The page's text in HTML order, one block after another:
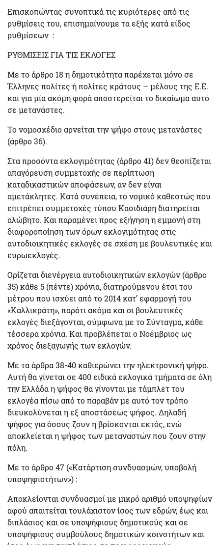
Επισκοπώντας συνοπτικά τις κυριότερες από τις
ρυθμίσεις του, επισημαίνουμε τα εξής κατά είδος
ρυθμίσεων :
ΡΥΘΜΙΣΕΙΣ ΓΙΑ ΤΙΣ ΕΚΛΟΓΕΣ
Με το άρθρο 18 η δημοτικότητα παρέχεται μόνο σε
Έλληνες πολίτες ή πολίτες κράτους – μέλους της Ε.Ε.
και για μία ακόμη φορά αποστερείται το δικαίωμα αυτό
σε μετανάστες.
Το νομοσχέδιοαρνείται την ψήφο στους μετανάστες
(άρθρο 36).
Στα προσόντα εκλογιμότητας (άρθρο 41) δεν θεσπίζεται
απαγόρευση συμμετοχής σε περίπτωση
καταδικαστικών αποφάσεων, αν δεν είναι
αμετάκλητες. Κατά συνέπεια, το νομικό καθεστώς που
επιτρέπεισυμμετοχές τύπου Κασιδιάρηδιατηρείται
αλώβητο. Και παραμένει προς εξήγηση η εμμονή στη
διαφοροποίηση των όρων εκλογιμότητας στις
αυτοδιοικητικές εκλογές σε σχέση με βουλευτικές και
ευρωεκλογές.
Ορίζεται διενέργεια αυτοδιοικητικών εκλογών (άρθρο
35) κάθε 5 (πέντε) χρόνια, διατηρούμενου έτσι του
μέτρου που ισχύει από το 2014 κατ’ εφαρμογή του
«Καλλικράτη», παρότι ακόμα και οι βουλευτικές
εκλογές διεξάγονται, σύμφωνα με το Σύνταγμα, κάθε
τέσσερα χρόνια. Και προβλέπεται ο Νοέμβριος ως
χρόνος διεξαγωγής των εκλογών.
Με τα άρθρα 38-40 καθιερώνει τηνηλεκτρονική ψήφο.
Αυτή θα γίνεται σε 400 ειδικά εκλογικά τμήματα σε όλη
την Ελλάδα η ψήφος θα γίνονται με τάμπλετ του
εκλογέα πίσω από το παραβάν με αυτό τον τρόπο
διευκολύνεται η εξ αποστάσεως ψήφος. Δηλαδή
ψήφος για όσους ζουν η βρίσκονται εκτός, ενώ
αποκλείεται η ψήφος των μεταναστών που ζουν στην
πόλη.
Με το άρθρο 47 («Κατάρτιση συνδυασμών, υποβολή
υποψηφιοτήτων») :
Αποκλείονται συνδυασμοί με μικρό αριθμόυποψηφίων
αφού απαιτείται τουλάχιστον ίσος των εδρών, έως και
διπλάσιος και σε υποψήφιους δημοτικούς και σε
υποψήφιους συμβούλους δημοτικών κοινοτήτων και